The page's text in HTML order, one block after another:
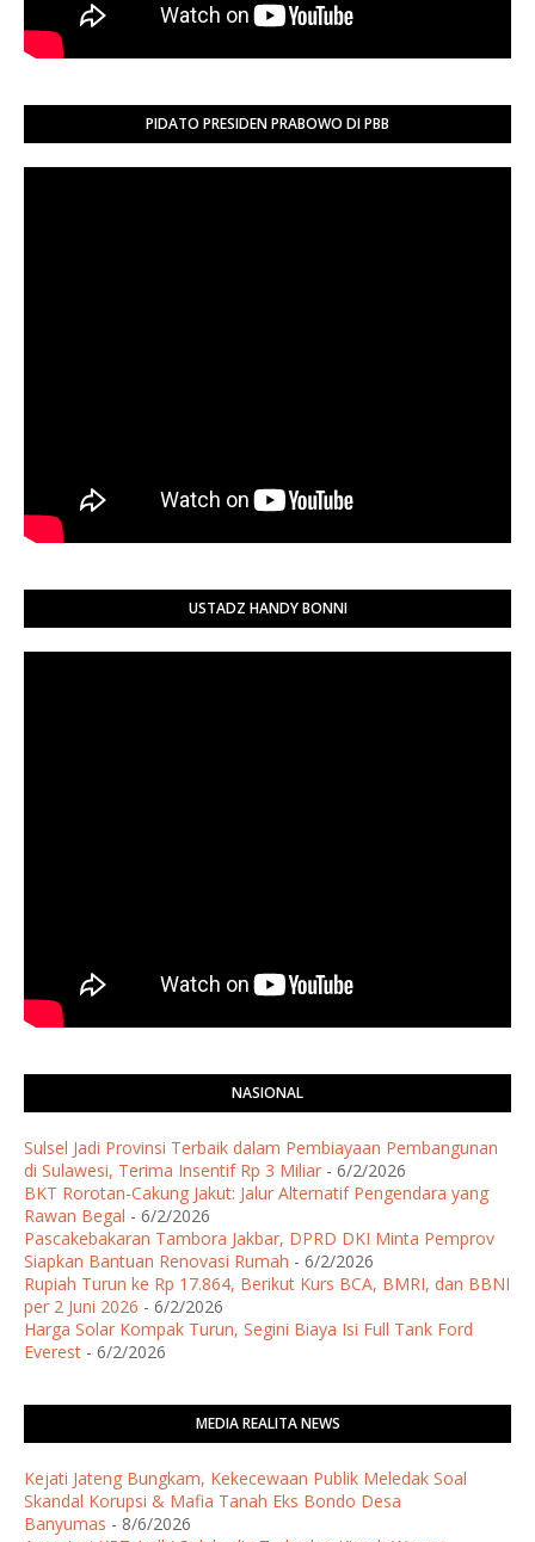
PIDATO PRESIDEN PRABOWO DI PBB
USTADZ HANDY BONNI
NASIONAL
Sulsel Jadi Provinsi Terbaik dalam Pembiayaan Pembangunan
di Sulawesi, Terima Insentif Rp 3 Miliar - 6/2/2026
BKT Rorotan-Cakung Jakut: Jalur Alternatif Pengendara yang
Rawan Begal - 6/2/2026
Pascakebakaran Tambora Jakbar, DPRD DKI Minta Pemprov
Siapkan Bantuan Renovasi Rumah - 6/2/2026
Rupiah Turun ke Rp 17.864, Berikut Kurs BCA, BMRI, dan BBNI
per 2 Juni 2026 - 6/2/2026
Harga Solar Kompak Turun, Segini Biaya Isi Full Tank Ford
Everest - 6/2/2026
MEDIA REALITA NEWS
Kejati Jateng Bungkam, Kekecewaan Publik Meledak Soal
Skandal Korupsi & Mafia Tanah Eks Bondo Desa
Banyumas - 8/6/2026